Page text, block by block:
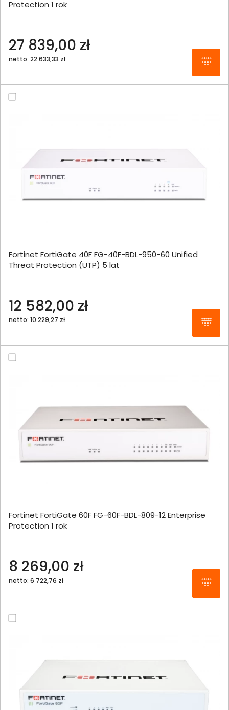
Protection 1 rok
27 839,00 zł
netto: 22 633,33 zł
Fortinet FortiGate 40F FG-40F-BDL-950-60 Unified
Threat Protection (UTP) 5 lat
12 582,00 zł
netto: 10 229,27 zł
Fortinet FortiGate 60F FG-60F-BDL-809-12 Enterprise
Protection 1 rok
8 269,00 zł
netto: 6 722,76 zł